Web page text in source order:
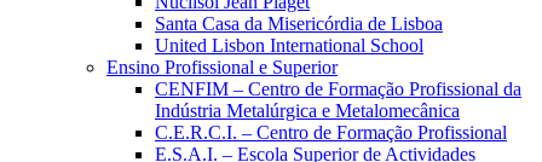
Santa Casa da Misericórdia de Lisboa
United Lisbon International School
Ensino Profissional e Superior
CENFIM – Centro de Formação Profissional da
Indústria Metalúrgica e Metalomecânica
C.E.R.C.I. – Centro de Formação Profissional
E.S.A.I. – Escola Superior de Actividades